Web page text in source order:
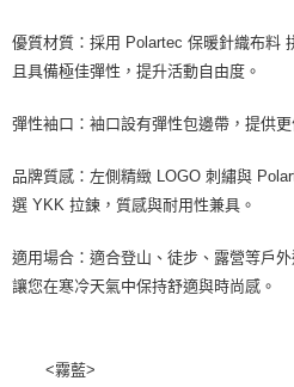
7-11超取(2000以上免運)
每筆NT$100，滿NT$2,000(含以上)
一般宅配
優質材質：採用 Polartec 保暖針織布料
且具備極佳彈性，提升活動自由度。
彈性袖口：袖口設有彈性包邊帶，提供
品牌質感：左側精緻 LOGO 刺繡與
選 YKK 拉鍊，質感與耐用性兼具。
適用場合：適合登山、徒步、露營等戶
讓您在寒冷天氣中保持舒適與時尚感。
<霧藍>